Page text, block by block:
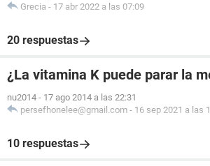
Grecia - 17 abr 2022 a las 07:09
20 respuestas
¿La vitamina K puede parar la
nu2014 - 17 ago 2014 a las 22:31
persefhonelee@gmail.com - 16 sep 2021 a las
10 respuestas